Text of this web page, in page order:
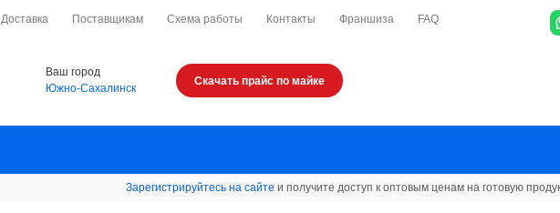
Доставка Поставщикам Схема работы Контакты Франшиза FAQ
Ваш город
Южно-Cахалинск
Скачать прайс по майке
Зарегистрируйтесь на сайте и получите доступ к оптовым ценам на готовую